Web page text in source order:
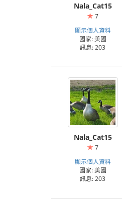
Nala_Cat15
7
顯示個人資料
國家: 美國
訊息: 203
Nala_Cat15
7
顯示個人資料
國家: 美國
訊息: 203